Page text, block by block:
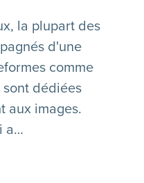
la plupart des
d'une
comme
sont dédiées
aux images.
a…